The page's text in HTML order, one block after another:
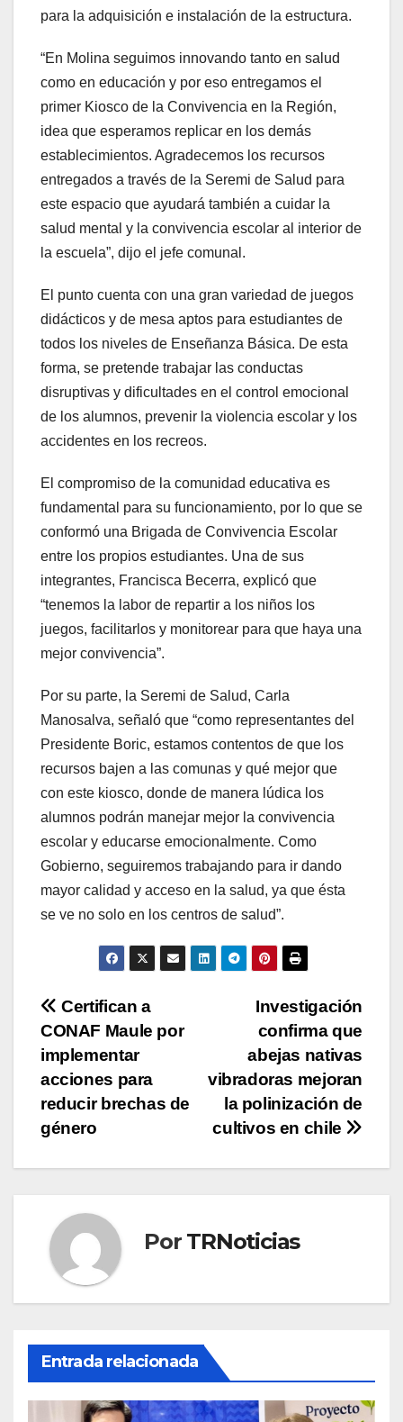
para la adquisición e instalación de la estructura.
“En Molina seguimos innovando tanto en salud
como en educación y por eso entregamos el
primer Kiosco de la Convivencia en la Región,
idea que esperamos replicar en los demás
establecimientos. Agradecemos los recursos
entregados a través de la Seremi de Salud para
este espacio que ayudará también a cuidar la
salud mental y la convivencia escolar al interior de
la escuela”, dijo el jefe comunal.
El punto cuenta con una gran variedad de juegos
didácticos y de mesa aptos para estudiantes de
todos los niveles de Enseñanza Básica. De esta
forma, se pretende trabajar las conductas
disruptivas y dificultades en el control emocional
de los alumnos, prevenir la violencia escolar y los
accidentes en los recreos.
El compromiso de la comunidad educativa es
fundamental para su funcionamiento, por lo que se
conformó una Brigada de Convivencia Escolar
entre los propios estudiantes. Una de sus
integrantes, Francisca Becerra, explicó que
“tenemos la labor de repartir a los niños los
juegos, facilitarlos y monitorear para que haya una
mejor convivencia”.
Por su parte, la Seremi de Salud, Carla
Manosalva, señaló que “como representantes del
Presidente Boric, estamos contentos de que los
recursos bajen a las comunas y qué mejor que
con este kiosco, donde de manera lúdica los
alumnos podrán manejar mejor la convivencia
escolar y educarse emocionalmente. Como
Gobierno, seguiremos trabajando para ir dando
mayor calidad y acceso en la salud, ya que ésta
se ve no solo en los centros de salud”.
Navegación
de
entradas
Investigación
confirma que
abejas nativas
vibradoras mejoran
la polinización de
cultivos en chile
Certifican a
CONAF Maule por
implementar
acciones para
reducir brechas de
género
Por TRNoticias
Entrada relacionada